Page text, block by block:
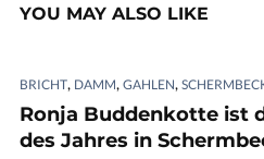
YOU MAY ALSO LIKE
BRICHT, DAMM, GAHLEN,
Ronja Buddenkotte ist
des Jahres in